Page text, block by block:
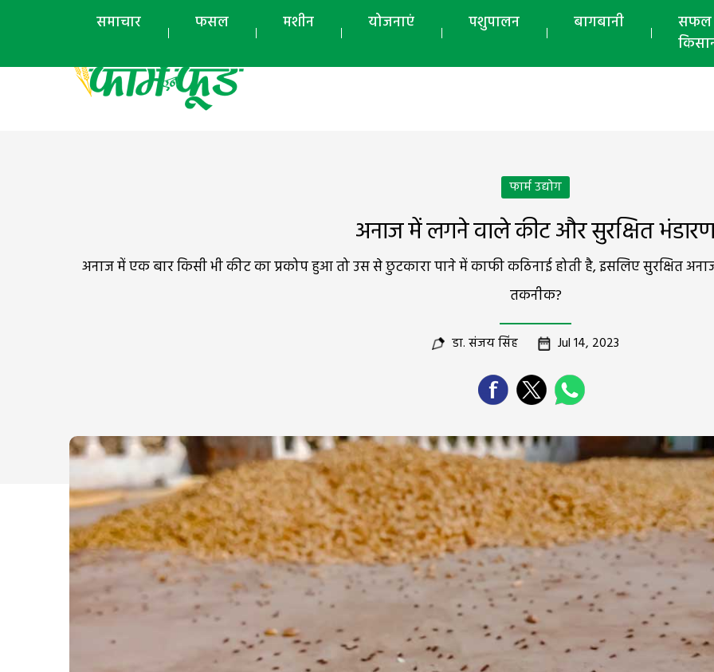
समाचार फसल मशीन योजनाएं पशुपालन बागबानी
सफल
फार्म उद्योग
अनाज में लगने वाले कीट और सुरक्षित
अनाज में एक बार किसी भी कीट का प्रकोप हुआ तो उस से छुटकारा पाने में काफी कठिनाई होती है, इसलिए सुरक्षित
तकनीक?
डा. संजय सिंह Jul 14, 2023